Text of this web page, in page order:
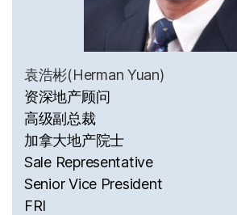
袁浩彬(Herman Yuan)
资深地产顾问
高级副总裁
加拿大地产院士
Sale Representative
Senior Vice President
FRI